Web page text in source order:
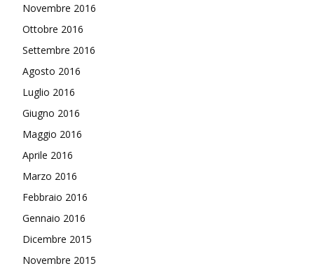
Novembre 2016
Ottobre 2016
Settembre 2016
Agosto 2016
Luglio 2016
Giugno 2016
Maggio 2016
Aprile 2016
Marzo 2016
Febbraio 2016
Gennaio 2016
Dicembre 2015
Novembre 2015